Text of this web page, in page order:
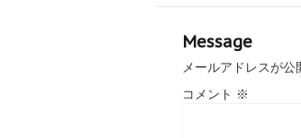
Message
メールアドレスが公
コメント ※